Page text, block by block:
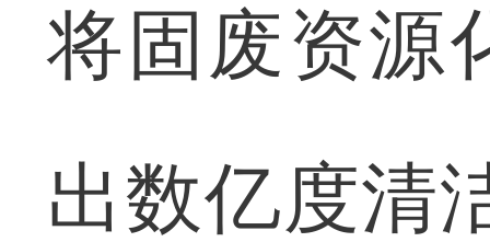
将固废资源
出数亿度清